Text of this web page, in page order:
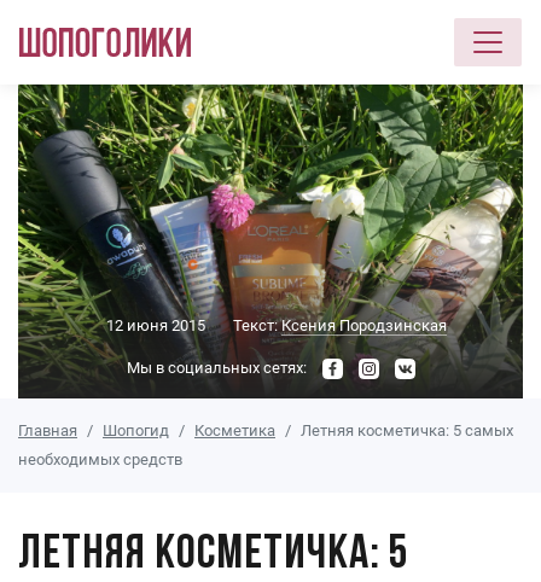
Перейти к основному содержанию
12 июня 2015 Текст:Ксения Породзинская
Мы в социальных сетях:
Главная Шопогид Косметика
Летняя косметичка: 5 самых
необходимых средств
Летняя косметичка: 5